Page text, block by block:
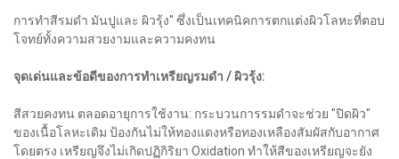
การทำสีรมดำ มันปูและ ผิวรุ้ง" ซึ่งเป็นเทคนิคการตกแต่งผิวโลหะที่ตอบ
โจทย์ทั้งความสวยงามและความคงทน
จุดเด่นและข้อดีของการทำเหรียญรมดำ / ผิวรุ้ง:
สีสวยคงทน ตลอดอายุการใช้งาน: กระบวนการรมดำจะช่วย "ปิดผิว"
ของเนื้อโลหะเดิม ป้องกันไม่ให้ทองแดงหรือทองเหลืองสัมผัสกับอากาศ
โดยตรง เหรียญจึงไม่เกิดปฏิกิริยา Oxidation ทำให้สีของเหรียญจะยัง